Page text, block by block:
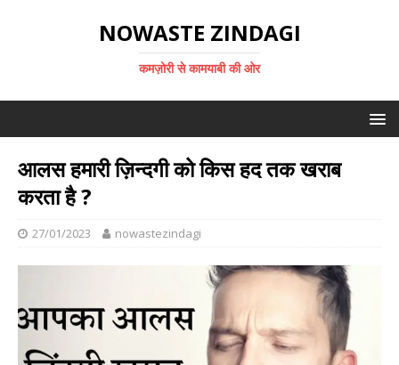
NOWASTE ZINDAGI
कमज़ोरी से कामयाबी की ओर
आलस हमारी ज़िन्दगी को किस हद तक खराब
करता है ?
27/01/2023 nowastezindagi